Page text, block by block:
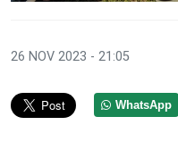
26 NOV 2023 - 21:05
WhatsApp